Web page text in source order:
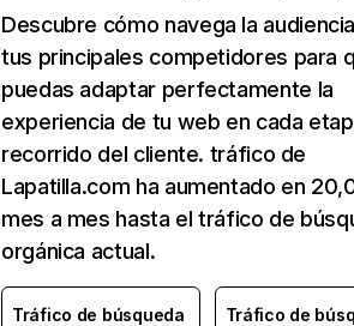
Descubre cómo navega la
tus principales competidores para
puedas adaptar perfectamente la
experiencia de tu web en cada
recorrido del cliente. tráfico de
Lapatilla.com ha aumentado en
mes a mes hasta el tráfico de
orgánica actual.
Tráfico de búsqueda
Tráfico de